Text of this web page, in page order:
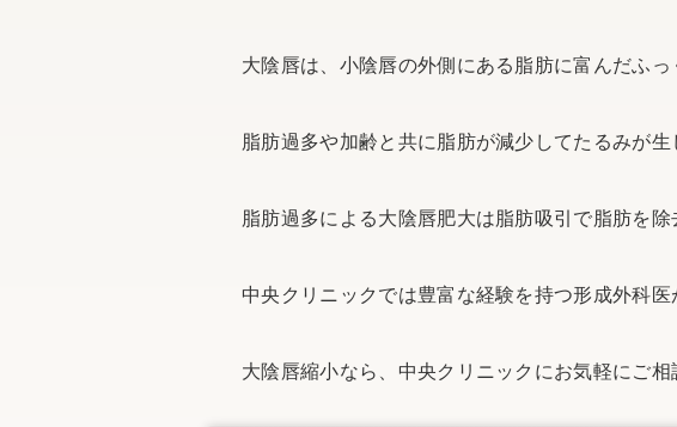
大陰唇は、小陰唇の外側にある脂肪に富んだふっ
脂肪過多や加齢と共に脂肪が減少してたるみが
脂肪過多による大陰唇肥大は脂肪吸引で脂肪を
中央クリニックでは豊富な経験を持つ形成外科医
大陰唇縮小なら、中央クリニックにお気軽にご相